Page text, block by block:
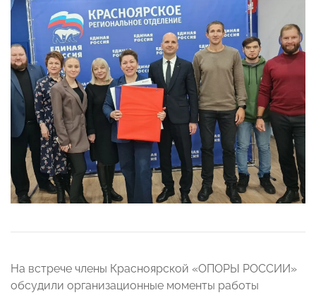
На встрече члены Красноярской «ОПОРЫ РОССИИ»
обсудили организационные моменты работы